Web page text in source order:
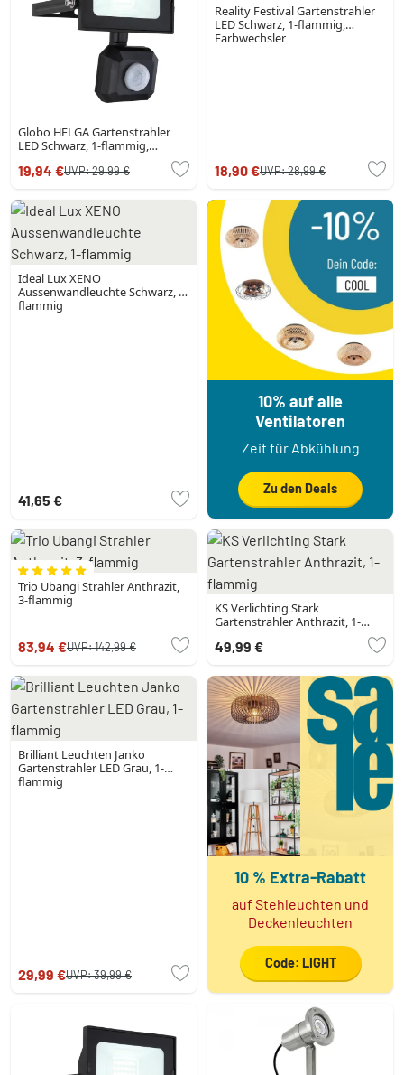
Globo HELGA Gartenstrahler
LED Schwarz, 1-flammig,
19,94 €UVP:29,99 €
Reality Festival Gartenstrahler
LED Schwarz, 1-flammig,
Farbwechsler
18,90 €UVP:28,99 €
Ideal Lux XENO
Aussenwandleuchte Schwarz, 1-
flammig
41,65 €
10% auf alle
Ventilatoren
Zeit für Abkühlung
Zu den Deals
Trio Ubangi Strahler Anthrazit,
3-flammig
83,94 €UVP:142,99 €
KS Verlichting Stark
Gartenstrahler Anthrazit, 1-
49,99 €
Brilliant Leuchten Janko
Gartenstrahler LED Grau, 1-
flammig
29,99 €UVP:39,99 €
10 % Extra-Rabatt
auf Stehleuchten und
Deckenleuchten
Code: LIGHT